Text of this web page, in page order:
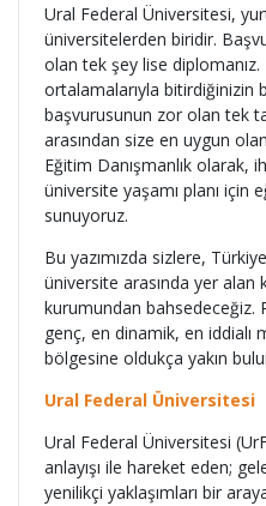
Ural Federal Üniversitesi, yurt
üniversitelerden biridir.
olan tek şey lise
ortalamalarıyla bitirdiğinizin
başvurusunun zor olan tek
arasından size en uygun
Eğitim Danışmanlık olarak,
üniversite yaşamı planı için
sunuyoruz.
Bu yazımızda sizlere,
üniversite arasında yer
kurumundan bahsedeceğiz.
genç, en dinamik, en iddialı
bölgesine oldukça yakın
Ural Federal Üniversitesi
Ural Federal Üniversitesi
anlayışı ile hareket eden;
yenilikçi yaklaşımları bir